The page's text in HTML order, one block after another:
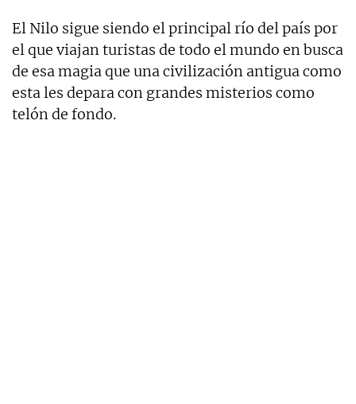
El Nilo sigue siendo el principal río del país por
el que viajan turistas de todo el mundo en busca
de esa magia que una civilización antigua como
esta les depara con grandes misterios como
telón de fondo.